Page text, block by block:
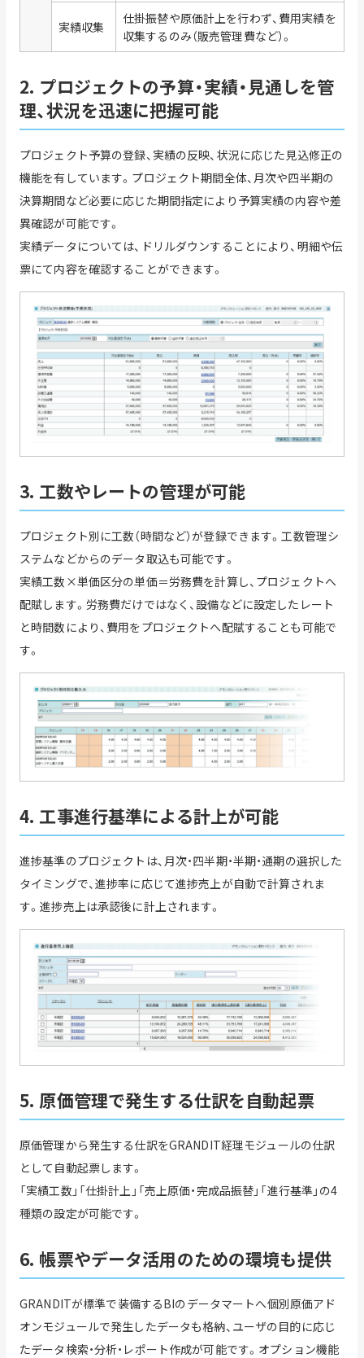
実績収集
仕掛振替や原価計上を行わず、費用実績を
収集するのみ（販売管理費など）。
2. プロジェクトの予算・実績・見通しを管
理、状況を迅速に把握可能
プロジェクト予算の登録、実績の反映、状況に応じた見込修正の
機能を有しています。プロジェクト期間全体、月次や四半期の
決算期間など必要に応じた期間指定により予算実績の内容や差
異確認が可能です。
実績データについては、ドリルダウンすることにより、明細や伝
票にて内容を確認することができます。
3. 工数やレートの管理が可能
プロジェクト別に工数（時間など）が登録できます。工数管理シ
ステムなどからのデータ取込も可能です。
実績工数×単価区分の単価＝労務費を計算し、プロジェクトへ
配賦します。労務費だけではなく、設備などに設定したレート
と時間数により、費用をプロジェクトへ配賦することも可能で
す。
4. 工事進行基準による計上が可能
進捗基準のプロジェクトは、月次・四半期・半期・通期の選択した
タイミングで、進捗率に応じて進捗売上が自動で計算されま
す。進捗売上は承認後に計上されます。
5. 原価管理で発生する仕訳を自動起票
原価管理から発生する仕訳をGRANDIT経理モジュールの仕訳
として自動起票します。
「実績工数」「仕掛計上」「売上原価・完成品振替」「進行基準」の4
種類の設定が可能です。
6. 帳票やデータ活用のための環境も提供
GRANDITが標準で装備するBIのデータマートへ個別原価アド
オンモジュールで発生したデータも格納、ユーザの目的に応じ
たデータ検索・分析・レポート作成が可能です。オプション機能